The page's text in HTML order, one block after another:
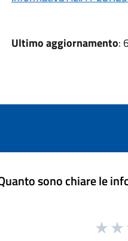
Ultimo aggiornamento:
sono chiare le